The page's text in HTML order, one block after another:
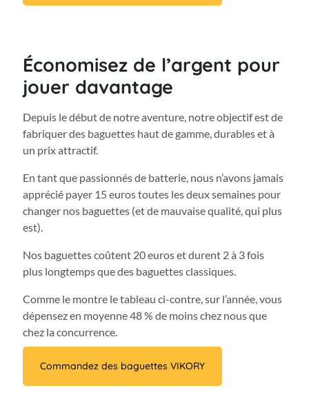
Économisez de l’argent pour
jouer davantage
Depuis le début de notre aventure, notre objectif est de
fabriquer des baguettes haut de gamme, durables et à
un prix attractif.
En tant que passionnés de batterie, nous n’avons jamais
apprécié payer 15 euros toutes les deux semaines pour
changer nos baguettes (et de mauvaise qualité, qui plus
est).
Nos baguettes coûtent 20 euros et durent 2 à 3 fois
plus longtemps que des baguettes classiques.
Comme le montre le tableau ci-contre, sur l’année, vous
dépensez en moyenne 48 % de moins chez nous que
chez la concurrence.
Commandez des baguettes VIKORY